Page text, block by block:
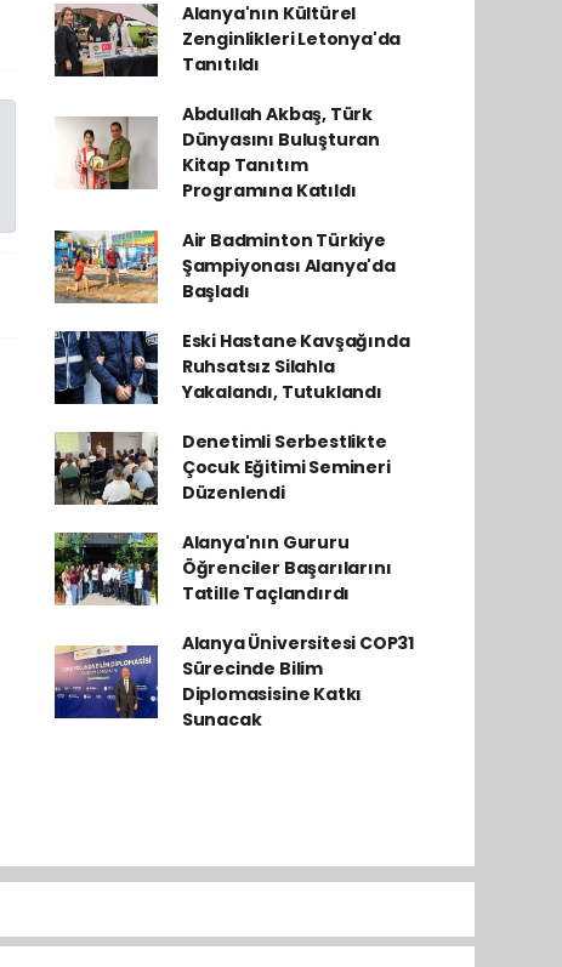
Alanya'nın Kültürel
Zenginlikleri Letonya'da
Tanıtıldı
Abdullah Akbaş, Türk
Dünyasını Buluşturan
Kitap Tanıtım
Programına Katıldı
Air Badminton Türkiye
Şampiyonası Alanya'da
Başladı
Eski Hastane Kavşağında
Ruhsatsız Silahla
Yakalandı, Tutuklandı
Denetimli Serbestlikte
Çocuk Eğitimi Semineri
Düzenlendi
Alanya'nın Gururu
Öğrenciler Başarılarını
Tatille Taçlandırdı
Alanya Üniversitesi COP31
Sürecinde Bilim
Diplomasisine Katkı
Sunacak